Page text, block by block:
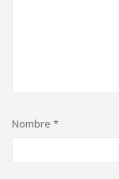
Nombre *